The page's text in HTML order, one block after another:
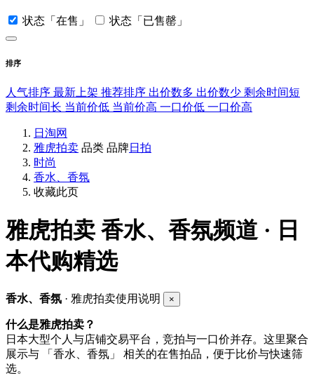
状态「在售」 状态「已售罄」
排序
人气排序 最新上架 推荐排序 出价数多 出价数少 剩余时间短
剩余时间长 当前价低 当前价高 一口价低 一口价高
日淘网
雅虎拍卖 品类 品牌日拍
时尚
香水、香氛
收藏此页
雅虎拍卖 香水、香氛频道 · 日
本代购精选
香水、香氛 · 雅虎拍卖使用说明 ×
什么是雅虎拍卖？
日本大型个人与店铺交易平台，竞拍与一口价并存。这里聚合
展示与 「香水、香氛」 相关的在售拍品，便于比价与快速筛
选。